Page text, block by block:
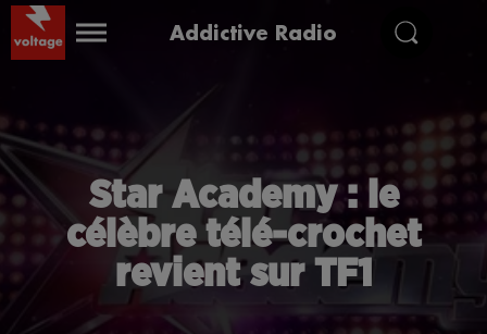
Addictive Radio
Star Academy : le
célèbre télé-crochet
revient sur TF1